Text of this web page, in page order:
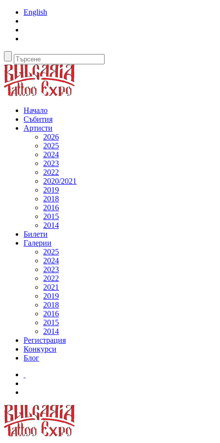
English
Начало
Събития
Артисти
2026
2025
2024
2023
2022
2020/2021
2019
2018
2016
2015
2014
Билети
Галерии
2025
2024
2023
2022
2021
2019
2018
2016
2015
2014
Регистрация
Конкурси
Блог